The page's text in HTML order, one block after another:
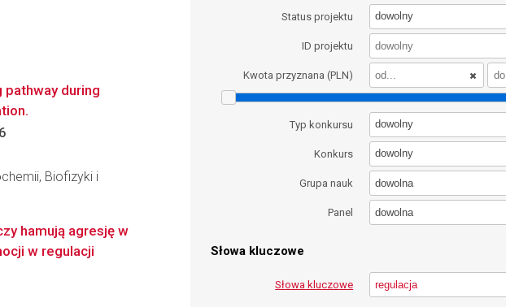
Status projektu dowolny
ID projektu
Kwota przyznana (PLN)
Typ konkursu dowolny
Konkurs dowolny
Grupa nauk dowolna
Panel dowolna
Słowa kluczowe
Słowa kluczowe
pathway during
Biofizyki i
hamują agresję w
w regulacji